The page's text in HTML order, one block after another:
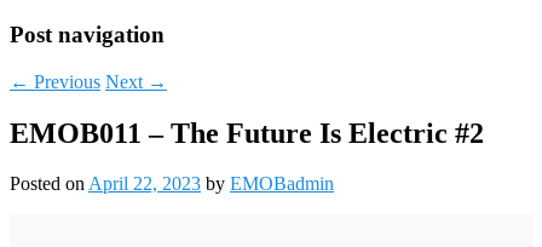
Post navigation
← Previous Next →
EMOB011 – The Future Is Electric #2
Posted onApril 22, 2023 by EMOBadmin